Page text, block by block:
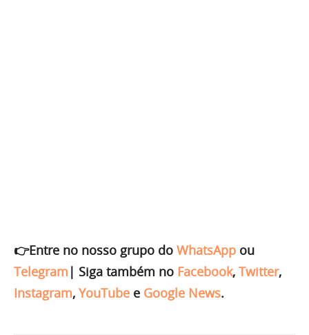
👉Entre no nosso grupo do WhatsApp ou
Telegram | Siga também no Facebook, Twitter,
Instagram, YouTube e Google News.